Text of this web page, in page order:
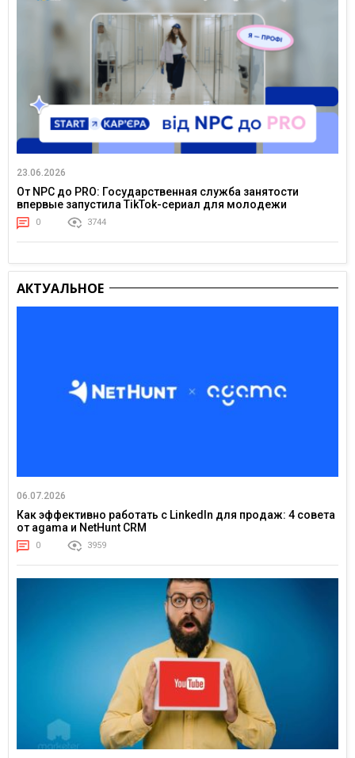
23.06.2026
От NPC до PRO: Государственная служба занятости
впервые запустила TikTok-сериал для молодежи
0 3744
АКТУАЛЬНОЕ
06.07.2026
Как эффективно работать с LinkedIn для продаж: 4 совета
от agama и NetHunt CRM
0 3959